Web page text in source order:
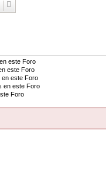
este Foro
este Foro
en este Foro
en este Foro
Foro